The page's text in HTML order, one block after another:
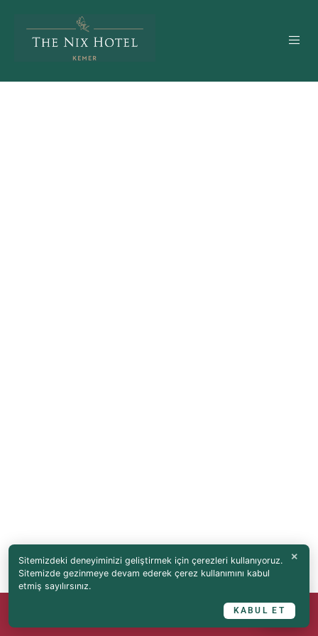
×
Sitemizdeki deneyiminizi geliştirmek için çerezleri kullanıyoruz.
Sitemizde gezinmeye devam ederek çerez kullanımını kabul
etmiş sayılırsınız.
KABUL ET
💬
Rezervasyon